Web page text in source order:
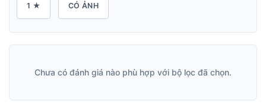
1 ★ CÓ ẢNH
Chưa có đánh giá nào phù hợp với bộ lọc đã chọn.